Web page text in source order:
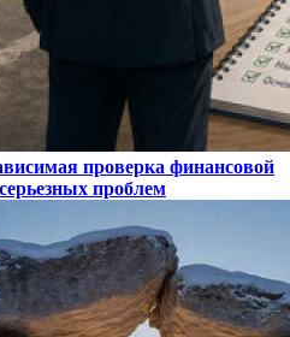
проверка финансовой
проблем